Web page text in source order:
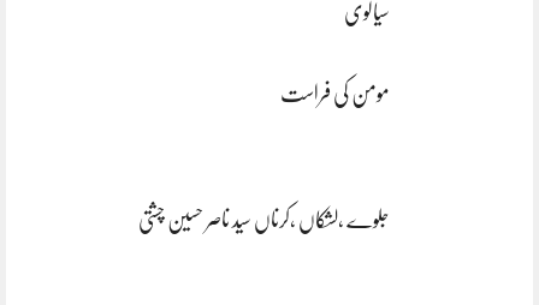
سیالوی
مومن کی فراست
جلوے ،لشکاں ،کرناں سید ناصر حسین چشتی